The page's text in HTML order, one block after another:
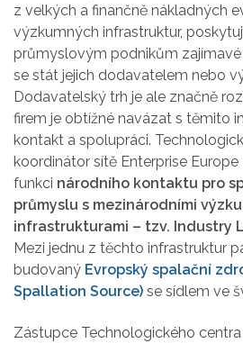
z velkých a finančně nákladných
výzkumných infrastruktur,
průmyslovým podnikům
se stát jejich dodavatelem nebo
Dodavatelský trh je ale značně
firem je obtížné navázat s těmito
kontakt a spolupráci.
koordinátor sítě Enterprise
funkci národního kontaktu pro
průmyslu s mezinárodními
infrastrukturami – tzv. Industry
Mezi jednu z těchto infrastruktur
budovaný Evropský spalační
Spallation Source) se sídlem ve
Zástupce Technologického